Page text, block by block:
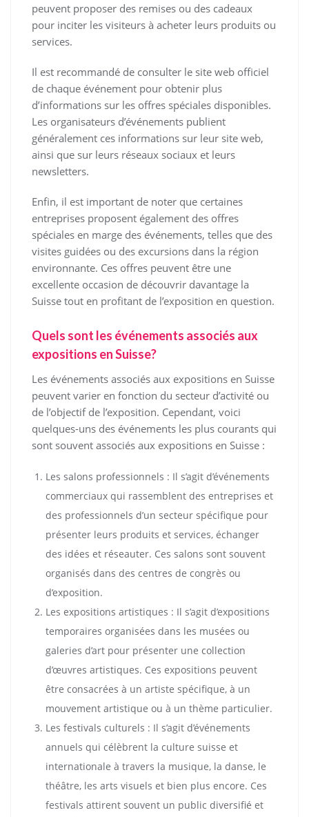
peuvent proposer des remises ou des cadeaux
pour inciter les visiteurs à acheter leurs produits ou
services.
Il est recommandé de consulter le site web officiel
de chaque événement pour obtenir plus
d’informations sur les offres spéciales disponibles.
Les organisateurs d’événements publient
généralement ces informations sur leur site web,
ainsi que sur leurs réseaux sociaux et leurs
newsletters.
Enfin, il est important de noter que certaines
entreprises proposent également des offres
spéciales en marge des événements, telles que des
visites guidées ou des excursions dans la région
environnante. Ces offres peuvent être une
excellente occasion de découvrir davantage la
Suisse tout en profitant de l’exposition en question.
Quels sont les événements associés aux
expositions en Suisse?
Les événements associés aux expositions en Suisse
peuvent varier en fonction du secteur d’activité ou
de l’objectif de l’exposition. Cependant, voici
quelques-uns des événements les plus courants qui
sont souvent associés aux expositions en Suisse :
Les salons professionnels : Il s’agit d’événements
commerciaux qui rassemblent des entreprises et
des professionnels d’un secteur spécifique pour
présenter leurs produits et services, échanger
des idées et réseauter. Ces salons sont souvent
organisés dans des centres de congrès ou
d’exposition.
Les expositions artistiques : Il s’agit d’expositions
temporaires organisées dans les musées ou
galeries d’art pour présenter une collection
d’œuvres artistiques. Ces expositions peuvent
être consacrées à un artiste spécifique, à un
mouvement artistique ou à un thème particulier.
Les festivals culturels : Il s’agit d’événements
annuels qui célèbrent la culture suisse et
internationale à travers la musique, la danse, le
théâtre, les arts visuels et bien plus encore. Ces
festivals attirent souvent un public diversifié et